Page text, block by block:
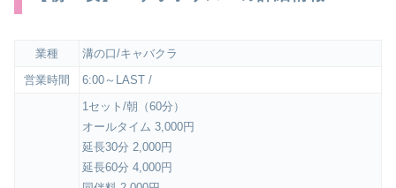
業種
溝の口/キャバクラ
営業時間
6:00～LAST /
1セット/朝（60分）
オールタイム 3,000円
延長30分 2,000円
延長60分 4,000円